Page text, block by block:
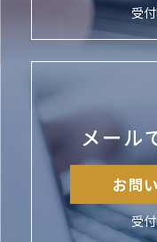
受
メール
お問
受